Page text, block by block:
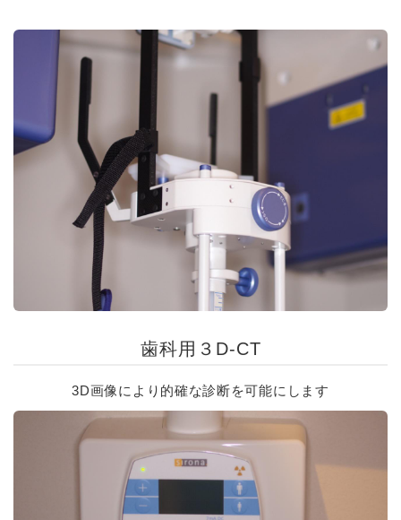
歯科用３D-CT
3D画像により的確な診断を可能にします